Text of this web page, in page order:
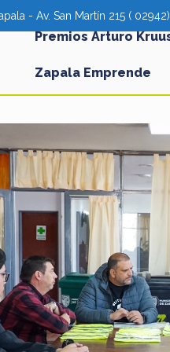
Premios Arturo
Zapala Emprende
- Av. San Martín 215 (